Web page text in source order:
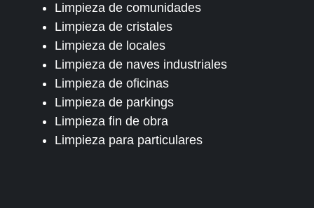
Limpieza de comunidades
Limpieza de cristales
Limpieza de locales
Limpieza de naves industriales
Limpieza de oficinas
Limpieza de parkings
Limpieza fin de obra
Limpieza para particulares